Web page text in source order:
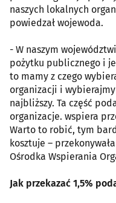
naszych lokalnych
powiedzał wojewoda.
- W naszym
pożytku publicznego i
to mamy z czego
organizacji i
najbliższy. Ta część
organizacje. wspiera
Warto to robić, tym
kosztuje –
Ośrodka Wspierania
Jak przekazać 1,5%